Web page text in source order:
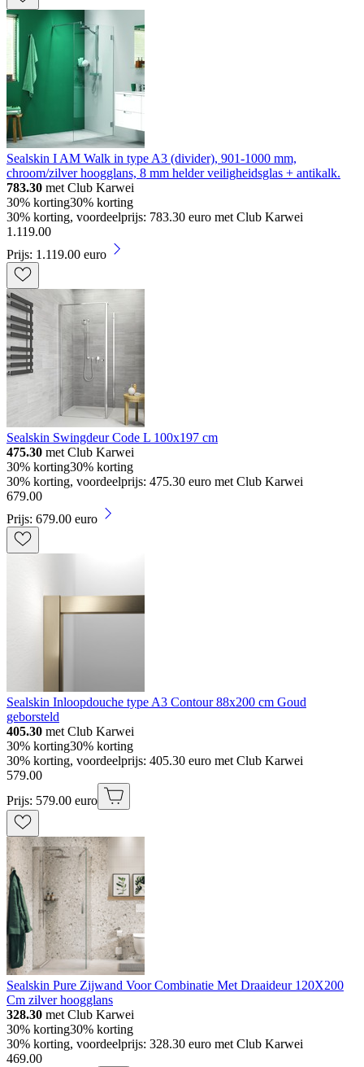
Sealskin I AM Walk in type A3 (divider), 901-1000 mm,
chroom/zilver hoogglans, 8 mm helder veiligheidsglas + antikalk.
783.30 met Club Karwei
30% korting30% korting
30% korting, voordeelprijs: 783.30 euro met Club Karwei
1.119.00
Prijs: 1.119.00 euro
Sealskin Swingdeur Code L 100x197 cm
475.30 met Club Karwei
30% korting30% korting
30% korting, voordeelprijs: 475.30 euro met Club Karwei
679.00
Prijs: 679.00 euro
Sealskin Inloopdouche type A3 Contour 88x200 cm Goud
geborsteld
405.30 met Club Karwei
30% korting30% korting
30% korting, voordeelprijs: 405.30 euro met Club Karwei
579.00
Prijs: 579.00 euro
Sealskin Pure Zijwand Voor Combinatie Met Draaideur 120X200
Cm zilver hoogglans
328.30 met Club Karwei
30% korting30% korting
30% korting, voordeelprijs: 328.30 euro met Club Karwei
469.00